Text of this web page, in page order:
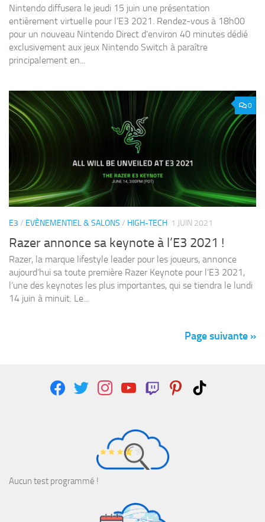
Nintendo diffusera le jeudi 15 juin une présentation
entièrement virtuelle pour l’E3 2021. Rendez-vous à 18h00
pour un nouveau Nintendo Direct d’environ 40 minutes dédié
exclusivement aux jeux Nintendo Switch à paraître
principalement en...
0
E3 / EVÈNEMENTIEL & SALONS / HIGH-TECH 1 JUIN 2021
Razer annonce sa keynote à l’E3 2021 !
Razer, la marque lifestyle leader pour les joueurs, annonce
aujourd’hui sa toute première Razer Keynote pour l’E3 2021,
l’une des keynotes les plus importantes, qui se tiendra le lundi
14 juin à minuit. Le...
Page suivante »
facebooktwitter instagramyoutubetwitch pinteresttiktok
Aucun test programmé !